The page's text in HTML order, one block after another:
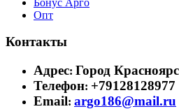
Опт
Контакты
Адрес: Город
Телефон: +79128128977
Email: argo186@mail.ru